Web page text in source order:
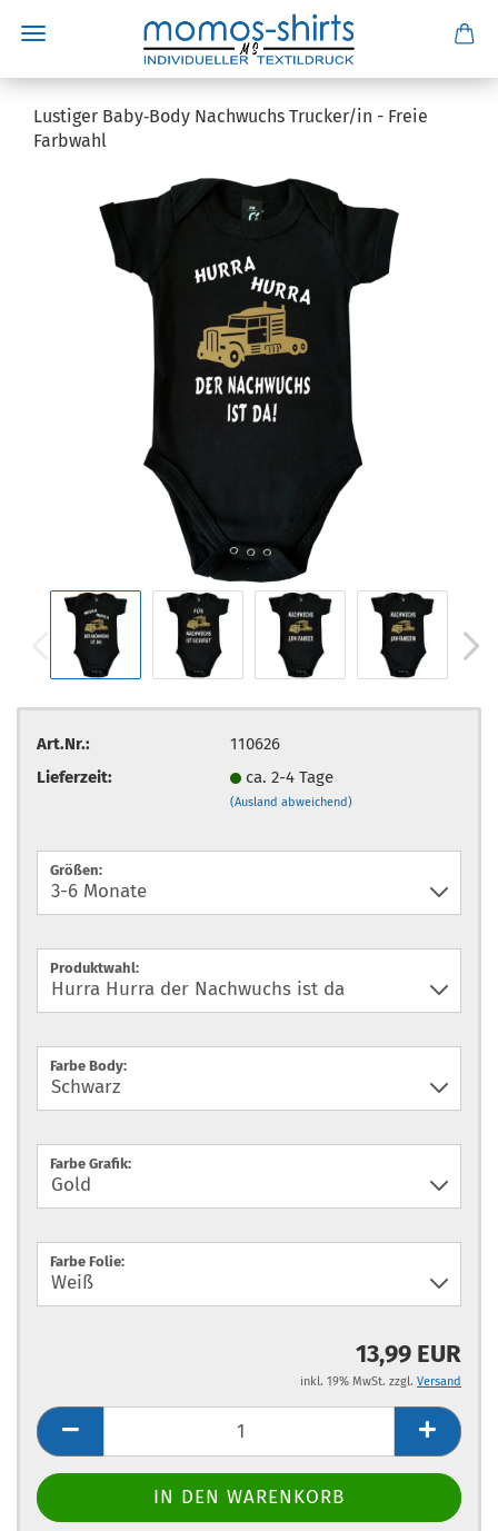
Lustiger Baby‑Body Nachwuchs Trucker/in - Freie
Farbwahl
Art.Nr.:
110626
Lieferzeit:
ca. 2-4 Tage
(Ausland abweichend)
Größen:
Produktwahl:
Farbe Body:
Farbe Grafik:
Farbe Folie:
13,99 EUR
inkl. 19% MwSt. zzgl. Versand